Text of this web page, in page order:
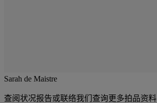
Sarah de Maistre
查阅状况报告或联络我们查询更多拍品资料